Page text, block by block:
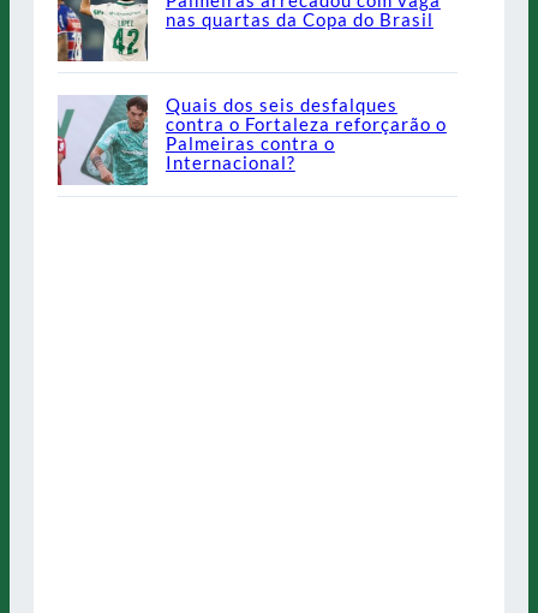
nas quartas da Copa do Brasil
Quais dos seis desfalques
contra o Fortaleza reforçarão o
Palmeiras contra o
Internacional?